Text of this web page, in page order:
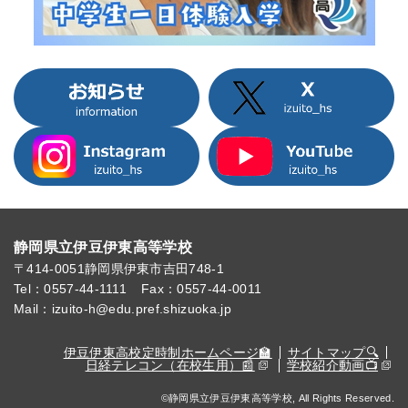
静岡県立伊豆伊東高等学校
〒414-0051静岡県伊東市吉田748-1
Tel：0557-44-1111
Fax：0557-44-0011
Mail：izuito-h@edu.pref.shizuoka.jp
伊豆伊東高校定時制ホームページ🏫
サイトマップ🔍
日経テレコン（在校生用）📰
学校紹介動画📺
©静岡県立伊豆伊東高等学校, All Rights Reserved.